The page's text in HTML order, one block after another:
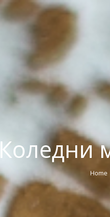
Коледни
Home